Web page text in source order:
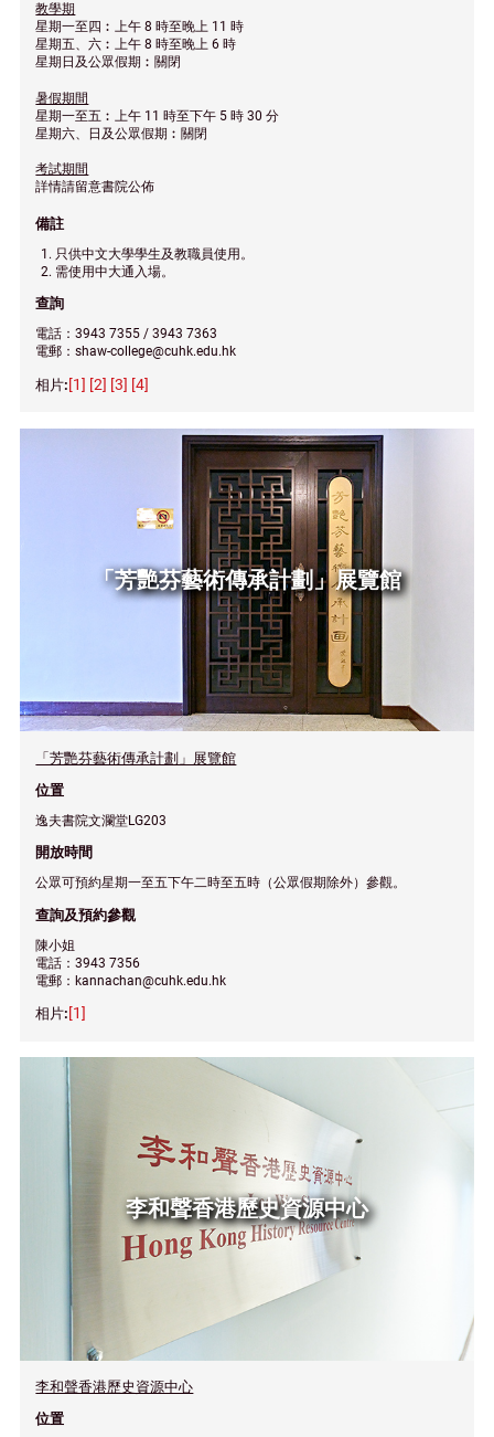
教學期
星期一至四︰上午 8 時至晚上 11 時
星期五、六︰上午 8 時至晚上 6 時
星期日及公眾假期︰關閉
暑假期間
星期一至五︰上午 11 時至下午 5 時 30 分
星期六、日及公眾假期︰關閉
考試期間
詳情請留意書院公佈
備註
只供中文大學學生及教職員使用。
需使用中大通入場。
查詢
電話：3943 7355 / 3943 7363
電郵：shaw-college@cuhk.edu.hk
[1] [2] [3] [4]
「芳艷芬藝術傳承計劃」展覽館
「芳艷芬藝術傳承計劃」展覽館
位置
逸夫書院文瀾堂LG203
開放時間
公眾可預約星期一至五下午二時至五時（公眾假期除外）參觀。
查詢及預約參觀
陳小姐
電話：3943 7356
電郵：kannachan@cuhk.edu.hk
[1]
李和聲香港歷史資源中心
李和聲香港歷史資源中心
位置